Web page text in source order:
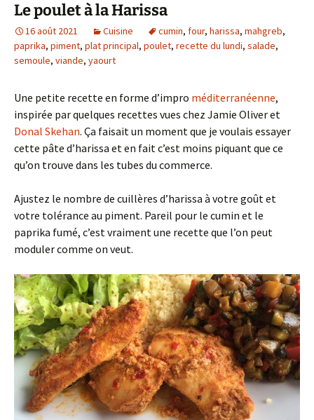
Le poulet à la Harissa
16 août 2021 Cuisine cumin, four, harissa, mahgreb,
paprika, piment, plat principal, poulet, recette du lundi, salade,
semoule, viande, yaourt
Une petite recette en forme d’impro méditerranéenne,
inspirée par quelques recettes vues chez Jamie Oliver et
Donal Skehan. Ça faisait un moment que je voulais essayer
cette pâte d’harissa et en fait c’est moins piquant que ce
qu’on trouve dans les tubes du commerce.
Ajustez le nombre de cuillères d’harissa à votre goût et
votre tolérance au piment. Pareil pour le cumin et le
paprika fumé, c’est vraiment une recette que l’on peut
moduler comme on veut.